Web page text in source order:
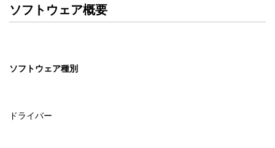
ソフトウェアの保証範囲
・ソフトウェアのダウンロード・導入はお客様の責任にお
セイコーエプソン株式会社に帰属します。
ソフトウェア概要
ソフトウェア種別
ドライバー